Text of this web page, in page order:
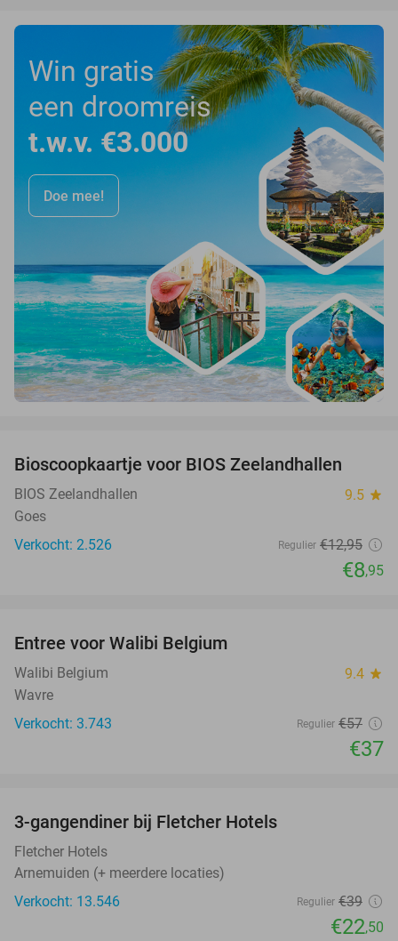
Win gratis
een droomreis
t.w.v. €3.000
Doe mee!
Bioscoopkaartje voor BIOS Zeelandhallen
BIOS Zeelandhallen 9.5 star
Goes
Verkocht: 2.526
Regulier €12,95
€8,95
Entree voor Walibi Belgium
Walibi Belgium 9.4 star
Wavre
Verkocht: 3.743
Regulier €57
€37
3-gangendiner bij Fletcher Hotels
Fletcher Hotels
Arnemuiden (+ meerdere locaties)
Verkocht: 13.546
Regulier €39
€22,50